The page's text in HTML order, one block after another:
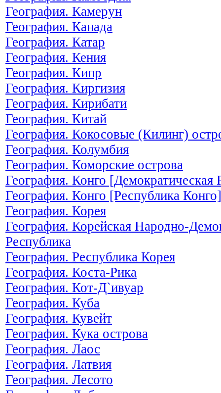
География. Камерун
География. Канада
География. Катар
География. Кения
География. Кипр
География. Киргизия
География. Кирибати
География. Китай
География. Кокосовые (Килинг)
География. Колумбия
География. Коморские острова
География. Конго [Демократическая
География. Конго [Республика Конго]
География. Корея
География. Корейская Народно-
Республика
География. Республика Корея
География. Коста-Рика
География. Кот-Д`ивуар
География. Куба
География. Кувейт
География. Кука острова
География. Лаос
География. Латвия
География. Лесото